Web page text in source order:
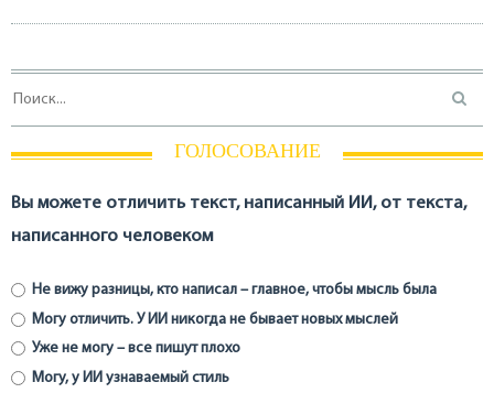
ГОЛОСОВАНИЕ
Вы можете отличить текст, написанный ИИ, от текста,
написанного человеком
Не вижу разницы, кто написал – главное, чтобы мысль была
Могу отличить. У ИИ никогда не бывает новых мыслей
Уже не могу – все пишут плохо
Могу, у ИИ узнаваемый стиль